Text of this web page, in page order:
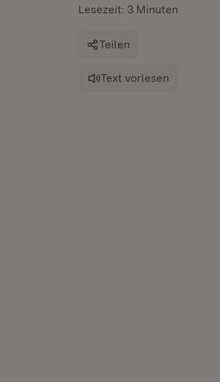
Lesezeit: 3 Minuten
Teilen
Text vorlesen